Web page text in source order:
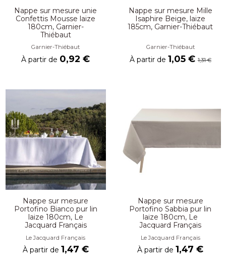
Nappe sur mesure unie
Confettis Mousse laize
180cm, Garnier-
Thiébaut
Garnier-Thiébaut
À partir de 0,92 €
Nappe sur mesure Mille
Isaphire Beige, laize
185cm, Garnier-Thiébaut
Garnier-Thiébaut
À partir de 1,05 €1,31 €
Nappe sur mesure
Portofino Bianco pur lin
laize 180cm, Le
Jacquard Français
Le Jacquard Français
À partir de 1,47 €
Nappe sur mesure
Portofino Sabbia pur lin
laize 180cm, Le
Jacquard Français
Le Jacquard Français
À partir de1,47 €